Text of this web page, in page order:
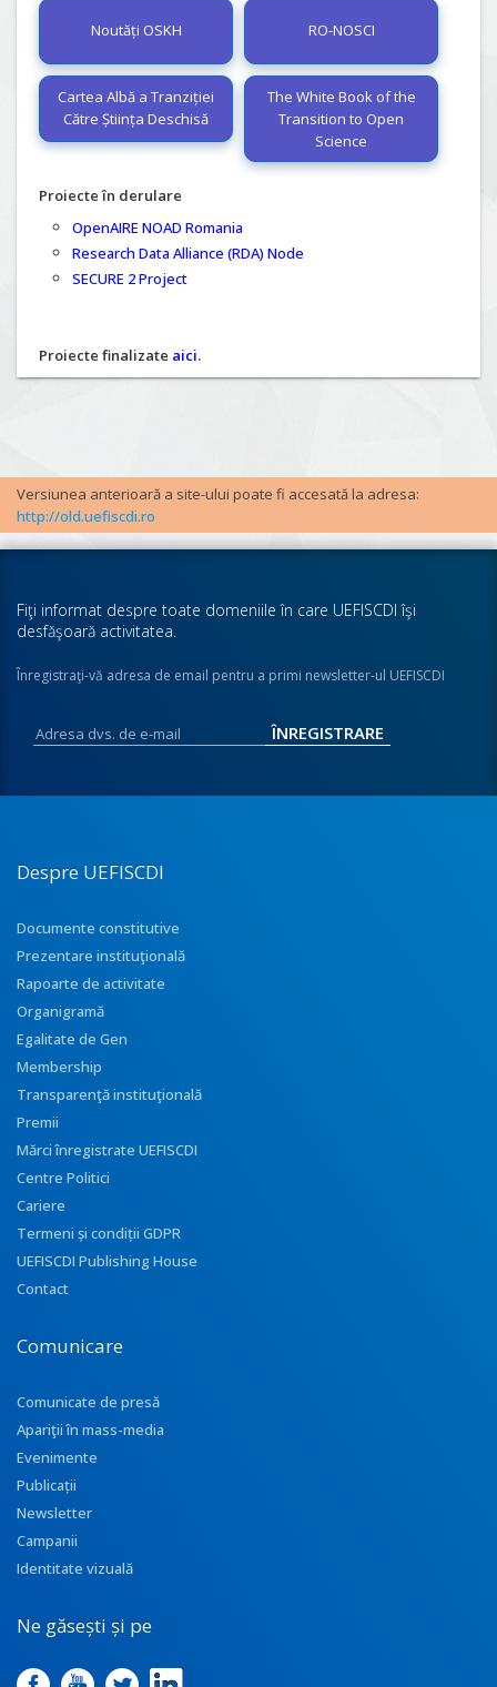
Noutăți OSKH RO-NOSCI
Cartea Albă a Tranziției
Către Știința Deschisă
The White Book of the
Transition to Open
Science
Proiecte în derulare
OpenAIRE NOAD Romania
Research Data Alliance (RDA) Node
SECURE 2 Project
Proiecte finalizate aici.
Versiunea anterioară a site-ului poate fi accesată la adresa:
http://old.uefiscdi.ro
Fiţi informat despre toate domeniile în care UEFISCDI îşi
desfăşoară activitatea.
Înregistraţi-vă adresa de email pentru a primi newsletter-ul UEFISCDI
Despre UEFISCDI
Documente constitutive
Prezentare instituţională
Rapoarte de activitate
Organigramă
Egalitate de Gen
Membership
Transparenţă instituţională
Premii
Mărci înregistrate UEFISCDI
Centre Politici
Cariere
Termeni și condiții GDPR
UEFISCDI Publishing House
Contact
Comunicare
Comunicate de presă
Apariţii în mass-media
Evenimente
Publicații
Newsletter
Campanii
Identitate vizuală
Ne găsești și pe